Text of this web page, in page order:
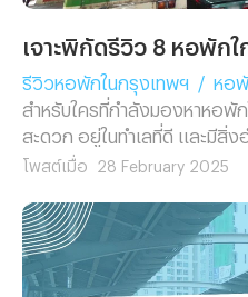
รีวิวหอพักในกรุงเทพฯ /
หอพั
สำหรับใครที่กำลังมองหาหอพั
สะดวก อยู่ในทำเลที่ดี และมีสิ่
บทความนี้เราก็มั่นใจเหลือเกิน
พร้อมรายละเอียดแบบแน่น ๆ ม
แล้ว เราไปพบกับหอพักใกล้
เลย
โพสต์เมื่อ 28 February 2025